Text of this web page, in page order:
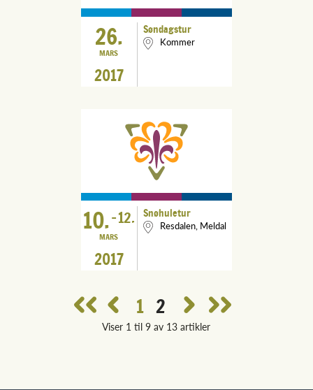
26.
MARS
2017
Søndagstur
Kommer
10.-12.
MARS
2017
Snøhuletur
Resdalen, Meldal
1 2
Viser 1 til 9 av 13 artikler